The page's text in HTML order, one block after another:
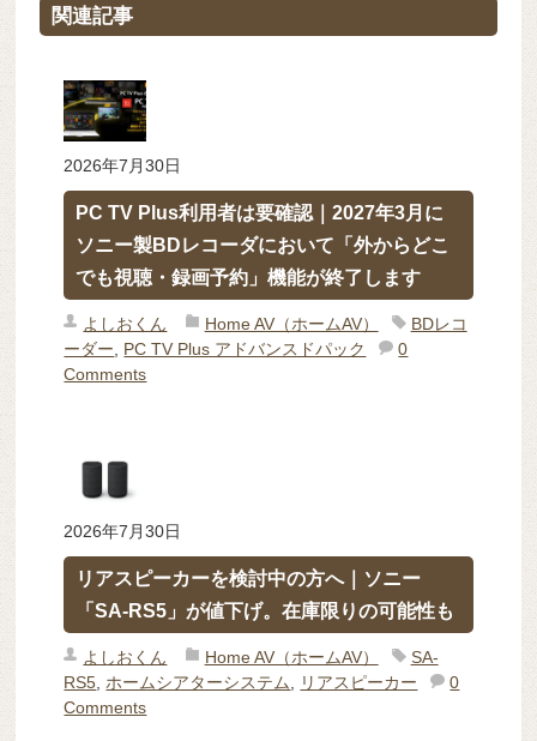
関連記事
2026年7月30日
PC TV Plus利用者は要確認｜2027年3月に
ソニー製BDレコーダにおいて「外からどこ
でも視聴・録画予約」機能が終了します
よしおくん Home AV（ホームAV）
BDレコ
ーダー
PC TV Plus アドバンスドパック
0
Comments
2026年7月30日
リアスピーカーを検討中の方へ｜ソニー
「SA-RS5」が値下げ。在庫限りの可能性も
よしおくん Home AV（ホームAV）
SA-
RS5,ホームシアターシステム, リアスピーカー
0
Comments